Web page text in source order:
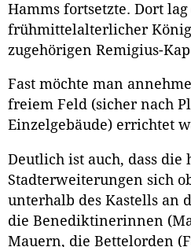
Hamms fortsetzte. Dort
frühmittelalterlicher
zugehörigen Remigius-
Fast möchte man
freiem Feld (sicher nach
Einzelgebäude) errichtet
Deutlich ist auch, dass
Stadterweiterungen sich
unterhalb des Kastells an
die Benediktinerinnen
Mauern, die Bettelorden